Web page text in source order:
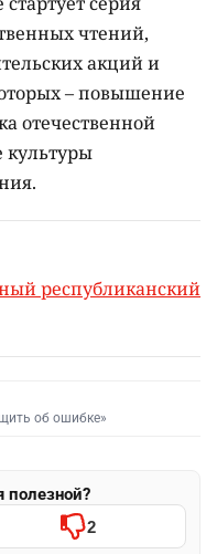
чтений,
акций и
–повышение
отечественной
республиканский
об ошибке»
полезной?
2